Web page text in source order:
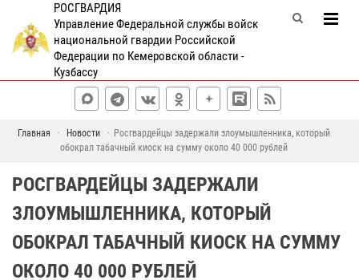
РОСГВАРДИЯ
Управление Федеральной службы войск
национальной гвардии Российской
Федерации по Кемеровской области -
Кузбассу
Главная Новости
Росгвардейцы задержали злоумышленника, который
обокрал табачный киоск на сумму около 40 000 рублей
РОСГВАРДЕЙЦЫ ЗАДЕРЖАЛИ
ЗЛОУМЫШЛЕННИКА, КОТОРЫЙ
ОБОКРАЛ ТАБАЧНЫЙ КИОСК НА СУММУ
ОКОЛО 40 000 РУБЛЕЙ